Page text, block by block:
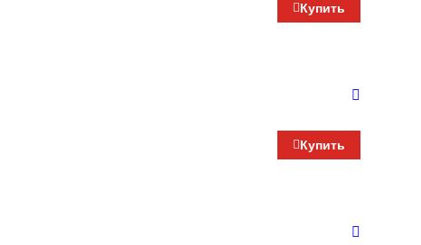
Купить
Купить